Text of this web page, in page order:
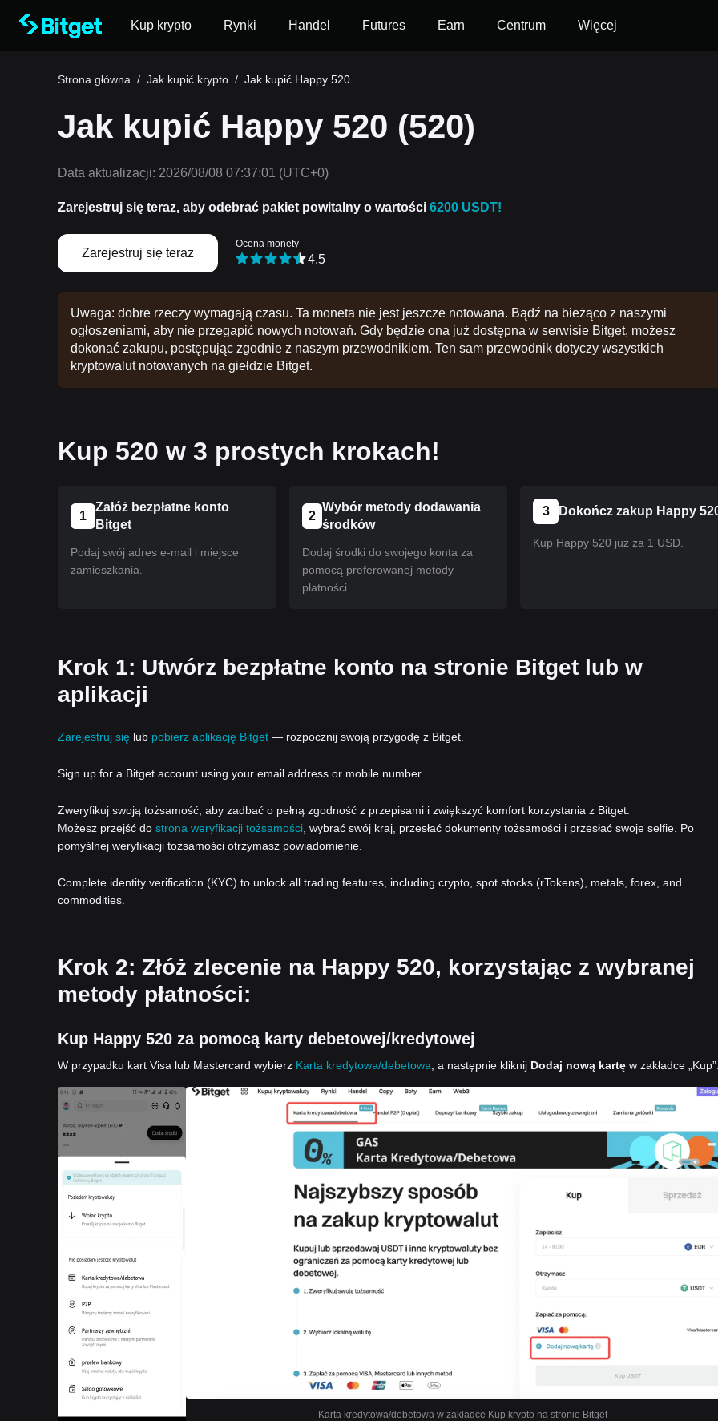
Kup krypto Rynki Handel Futures Earn Centrum Więcej
Strona główna / Jak kupić krypto / Jak kupić Happy 520
Jak kupić Happy 520 (520)
Data aktualizacji: 2026/08/08 07:37:01 (UTC+0)
Zarejestruj się teraz, aby odebrać pakiet powitalny o wartości 6200 USDT!
Zarejestruj się teraz
Ocena monety
4.5
Uwaga: dobre rzeczy wymagają czasu. Ta moneta nie jest jeszcze notowana. Bądź na bieżąco z naszymi
ogłoszeniami, aby nie przegapić nowych notowań. Gdy będzie ona już dostępna w serwisie Bitget, możesz
dokonać zakupu, postępując zgodnie z naszym przewodnikiem. Ten sam przewodnik dotyczy wszystkich
kryptowalut notowanych na giełdzie Bitget.
Kup 520 w 3 prostych krokach!
1
Załóż bezpłatne konto
Bitget
Podaj swój adres e-mail i miejsce
zamieszkania.
2
Wybór metody dodawania
środków
Dodaj środki do swojego konta za
pomocą preferowanej metody
płatności.
3 Dokończ zakup Happy
Kup Happy 520 już za 1 USD.
Krok 1: Utwórz bezpłatne konto na stronie Bitget lub w
aplikacji
Zarejestruj się lub pobierz aplikację Bitget — rozpocznij swoją przygodę z Bitget.
Sign up for a Bitget account using your email address or mobile number.
Zweryfikuj swoją tożsamość, aby zadbać o pełną zgodność z przepisami i zwiększyć komfort korzystania z Bitget.
Możesz przejść do strona weryfikacji tożsamości , wybrać swój kraj, przesłać dokumenty tożsamości i przesłać swoje selfie. Po
pomyślnej weryfikacji tożsamości otrzymasz powiadomienie.
Complete identity verification (KYC) to unlock all trading features, including crypto, spot stocks (rTokens), metals, forex, and
commodities.
Krok 2: Złóż zlecenie na Happy 520, korzystając z wybranej
metody płatności:
Kup Happy 520 za pomocą karty debetowej/kredytowej
W przypadku kart Visa lub Mastercard wybierz Karta kredytowa/debetowa , a następnie kliknij Dodaj nową kartę w zakładce
Karta kredytowa/debetowa w zakładce Kup krypto na stronie Bitget